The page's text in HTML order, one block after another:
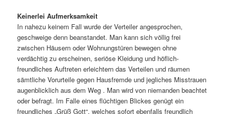
Keinerlei Aufmerksamkeit
In nahezu keinem Fall wurde der Verteiler angesprochen,
geschweige denn beanstandet. Man kann sich völlig frei
zwischen Häusern oder Wohnungstüren bewegen ohne
verdächtig zu erscheinen, seriöse Kleidung und höflich-
freundliches Auftreten erleichtern das Verteilen und räumen
sämtliche Vorurteile gegen Hausfremde und jegliches Misstrauen
augenblicklich aus dem Weg . Man wird von niemanden beachtet
oder befragt. Im Falle eines flüchtigen Blickes genügt ein
freundliches „Grüß Gott“, welches sofort ebenfalls freundlich